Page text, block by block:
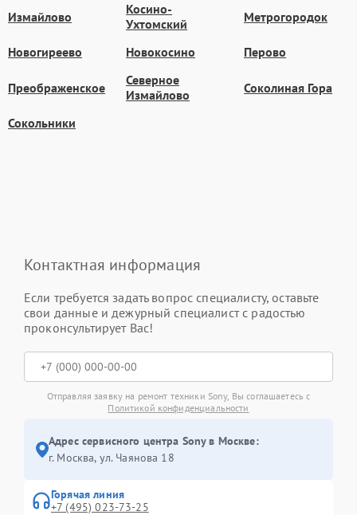
Измайлово
Косино-
Ухтомский
Метрогородок
Новогиреево Новокосино Перово
Преображенское
Северное
Измайлово
Соколиная Гора
Сокольники
Контактная информация
Если требуется задать вопрос специалисту, оставьте
свои данные и дежурный специалист с радостью
проконсультирует Вас!
Отправляя заявку на ремонт техники Sony, Вы соглашаетесь с
Политикой конфиденциальности
Адрес сервисного центра Sony в Москве:
г. Москва, ул. Чаянова 18
Горячая линия
+7 (495) 023-73-25